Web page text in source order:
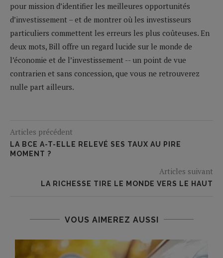
pour mission d’identifier les meilleures opportunités
d’investissement – et de montrer où les investisseurs
particuliers commettent les erreurs les plus coûteuses. En
deux mots, Bill offre un regard lucide sur le monde de
l’économie et de l’investissement -- un point de vue
contrarien et sans concession, que vous ne retrouverez
nulle part ailleurs.
Articles précédent
LA BCE A-T-ELLE RELEVÉ SES TAUX AU PIRE
MOMENT ?
Articles suivant
LA RICHESSE TIRE LE MONDE VERS LE HAUT
VOUS AIMEREZ AUSSI